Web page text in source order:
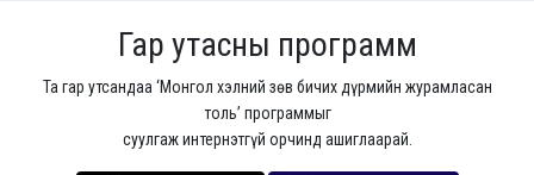
Гар утасны программ
Та гар утсандаа ‘Монгол хэлний зөв бичих дүрмийн журамласан
толь’ программыг
суулгаж интернэтгүй орчинд ашиглаарай.